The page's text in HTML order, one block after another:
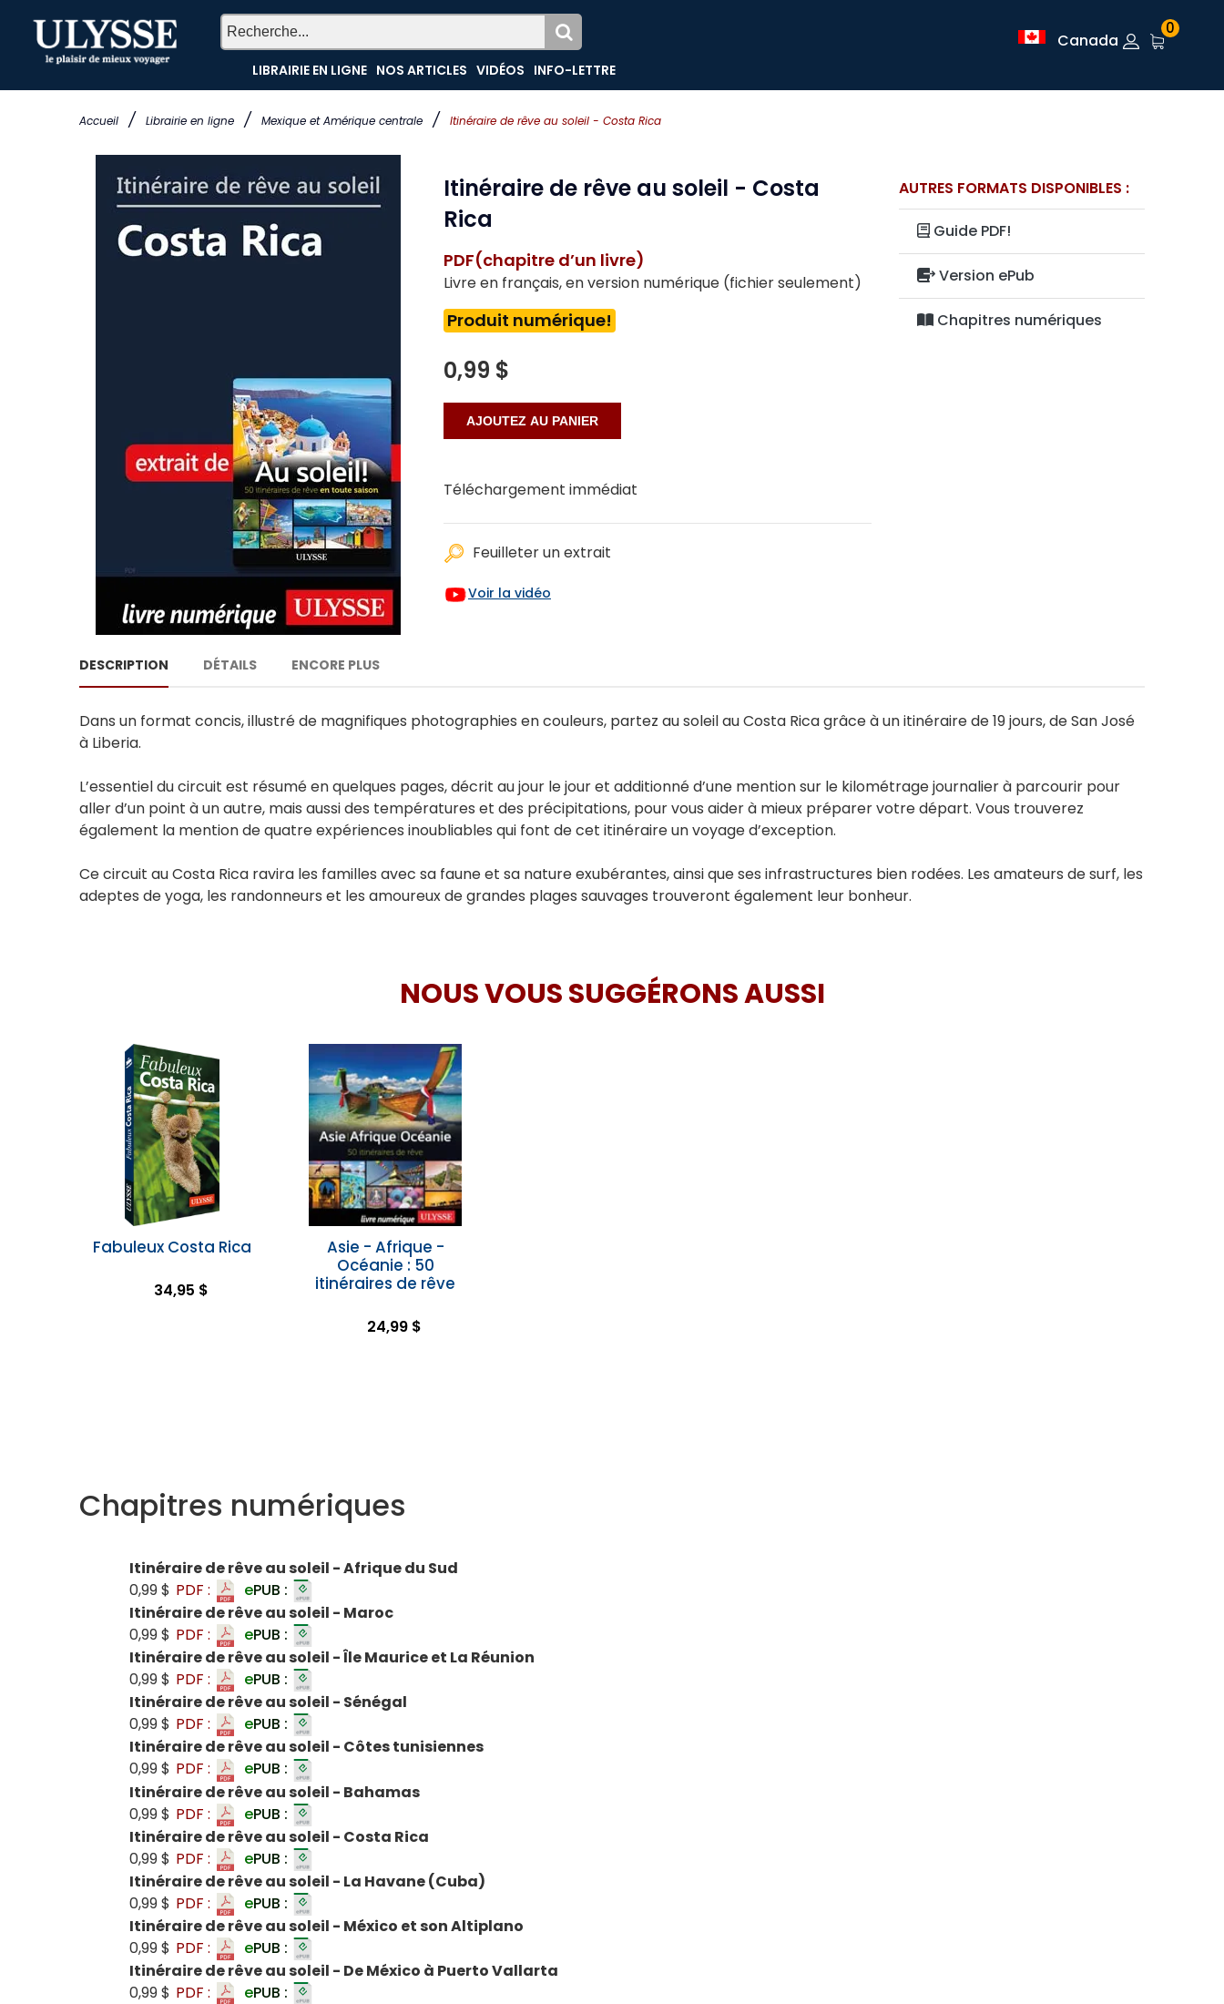
Accueil / Librairie en ligne / Mexique et Amérique centrale / Itinéraire de rêve au soleil - Costa Rica
LIBRAIRIE EN LIGNE NOS ARTICLES VIDÉOS INFO-LETTRE
Canada
0
Itinéraire de rêve au soleil - Costa
Rica
PDF(chapitre d’un livre)
Livre en français, en version numérique (fichier seulement)
Produit numérique!
0,99 $
Téléchargement immédiat
Feuilleter un extrait
Voir la vidéo
AUTRES FORMATS DISPONIBLES :
Guide PDF!
Version ePub
Chapitres numériques
DESCRIPTION DÉTAILS ENCORE PLUS
Dans un format concis, illustré de magnifiques photographies en couleurs, partez au soleil au Costa Rica grâce à un itinéraire de 19 jours, de San José
à Liberia.
L’essentiel du circuit est résumé en quelques pages, décrit au jour le jour et additionné d’une mention sur le kilométrage journalier à parcourir pour
aller d’un point à un autre, mais aussi des températures et des précipitations, pour vous aider à mieux préparer votre départ. Vous trouverez
également la mention de quatre expériences inoubliables qui font de cet itinéraire un voyage d’exception.
Ce circuit au Costa Rica ravira les familles avec sa faune et sa nature exubérantes, ainsi que ses infrastructures bien rodées. Les amateurs de surf, les
adeptes de yoga, les randonneurs et les amoureux de grandes plages sauvages trouveront également leur bonheur.
NOUS VOUS SUGGÉRONS AUSSI
Fabuleux Costa Rica
34,95 $
Asie - Afrique -
Océanie : 50
itinéraires de rêve
24,99 $
Chapitres numériques
Itinéraire de rêve au soleil - Afrique du Sud
0,99 $ PDF : ePUB :
Itinéraire de rêve au soleil - Maroc
0,99 $ PDF : ePUB :
Itinéraire de rêve au soleil - Île Maurice et La Réunion
0,99 $ PDF : ePUB :
Itinéraire de rêve au soleil - Sénégal
0,99 $ PDF : ePUB :
Itinéraire de rêve au soleil - Côtes tunisiennes
0,99 $ PDF : ePUB :
Itinéraire de rêve au soleil - Bahamas
0,99 $ PDF : ePUB :
Itinéraire de rêve au soleil - Costa Rica
0,99 $ PDF : ePUB :
Itinéraire de rêve au soleil - La Havane (Cuba)
0,99 $ PDF : ePUB :
Itinéraire de rêve au soleil - México et son Altiplano
0,99 $ PDF : ePUB :
Itinéraire de rêve au soleil - De México à Puerto Vallarta
0,99 $ PDF : ePUB :